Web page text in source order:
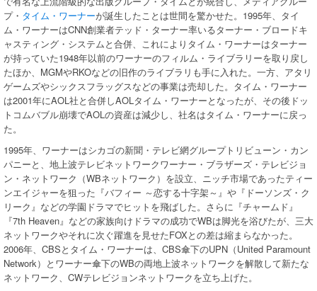
プ・ タイム・ワーナーが誕生したことは世間を驚かせた。1995年、タイ
ム・ワーナーはCNN創業者テッド・ターナー率いるターナー・ブロードキ
ャスティング・システムと合併、これによりタイム・ワーナーはターナー
が持っていた1948年以前のワーナーのフィルム・ライブラリーを取り戻し
たほか、MGMやRKOなどの旧作のライブラリも手に入れた。一方、アタリ
ゲームズやシックスフラッグスなどの事業は売却した。タイム・ワーナー
は2001年にAOL社と合併しAOLタイム・ワーナーとなったが、その後ドッ
トコムバブル崩壊でAOLの資産は減少し、社名はタイム・ワーナーに戻っ
た。
1995年、ワーナーはシカゴの新聞・テレビ網グループトリビューン・カン
パニーと、地上波テレビネットワークワーナー・ブラザーズ・テレビジョ
ン・ネットワーク（WBネットワーク）を設立、ニッチ市場であったティー
ンエイジャーを狙った『バフィー ～恋する十字架～』や『ドーソンズ・ク
リーク』などの学園ドラマでヒットを飛ばした。さらに『チャームド』
『7th Heaven』などの家族向けドラマの成功でWBは脚光を浴びたが、三大
ネットワークやそれに次ぐ躍進を見せたFOXとの差は縮まらなかった。
2006年、CBSとタイム・ワーナーは、CBS傘下のUPN（United Paramount
Network）とワーナー傘下のWBの両地上波ネットワークを解散して新たな
ネットワーク、CWテレビジョンネットワークを立ち上げた。